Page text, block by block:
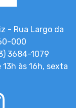
- Rua Largo da
000
3684-1079
às 16h, sexta